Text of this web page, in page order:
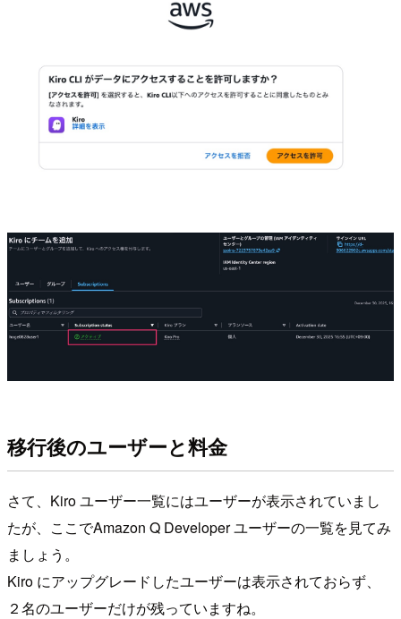
移行後のユーザーと料金
さて、Kiro ユーザー一覧にはユーザーが表示されていまし
たが、ここでAmazon Q Developer ユーザーの一覧を見てみ
ましょう。
Kiro にアップグレードしたユーザーは表示されておらず、
２名のユーザーだけが残っていますね。